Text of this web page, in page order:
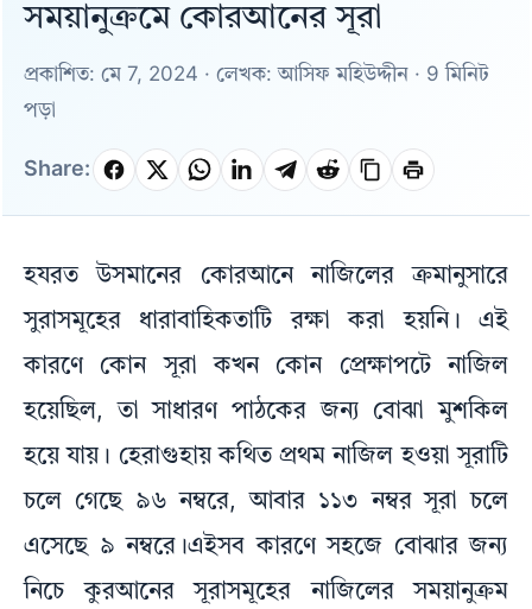
সময়ানুক্রমে কোরআনের সূরা
প্রকাশিত: মে 7, 2024 · লেখক: আসিফ মহিউদ্দীন · 9 মিনিট
পড়া
Share:
হযরত উসমানের কোরআনে নাজিলের ক্রমানুসারে
সুরাসমূহের ধারাবাহিকতাটি রক্ষা করা হয়নি। এই
কারণে কোন সূরা কখন কোন প্রেক্ষাপটে নাজিল
হয়েছিল, তা সাধারণ পাঠকের জন্য বোঝা মুশকিল
হয়ে যায়। হেরাগুহায় কথিত প্রথম নাজিল হওয়া সূরাটি
চলে গেছে ৯৬ নম্বরে, আবার ১১৩ নম্বর সূরা চলে
এসেছে ৯ নম্বরে।এইসব কারণে সহজে বোঝার জন্য
নিচে কুরআনের সূরাসমূহের নাজিলের সময়ানুক্রম